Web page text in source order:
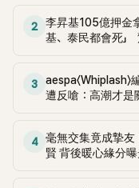
2
李昇基105億押金
基、泰民都會死」
3
aespa〈Whiplash
遭反嗆：高潮才是
4
毫無交集竟成摯友
賢 背後暖心緣分